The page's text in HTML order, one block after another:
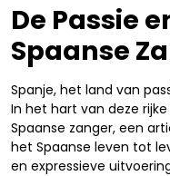
De Passie
Spaanse
Spanje, het land van
In het hart van deze
Spaanse zanger, een
het Spaanse leven tot
en expressieve